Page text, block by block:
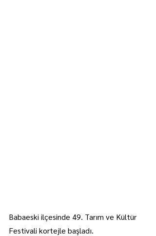
Babaeski ilçesinde 49. Tarım ve Kültür
Festivali kortejle başladı.